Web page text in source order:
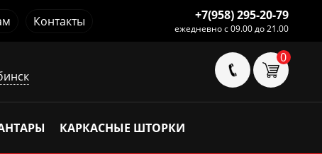
Контакты +7(958) 295-20-79
ежедневно с 09.00 до 21.00
0
КАРКАСНЫЕ ШТОРКИ